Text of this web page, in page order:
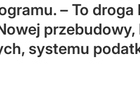
– To
systemu